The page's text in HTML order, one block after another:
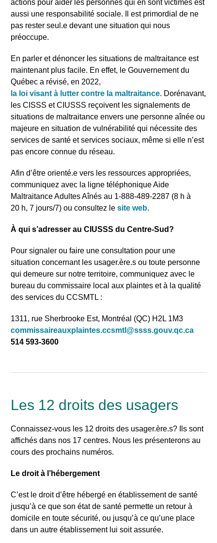
actions pour aider les personnes qui en sont victimes est
aussi une responsabilité sociale. Il est primordial de ne
pas rester seul.e devant une situation qui nous
préoccupe.
En parler et dénoncer les situations de maltraitance est
maintenant plus facile. En effet, le Gouvernement du
Québec a révisé, en 2022,
la loi visant à lutter contre la maltraitance. Dorénavant,
les CISSS et CIUSSS reçoivent les signalements de
situations de maltraitance envers une personne aînée ou
majeure en situation de vulnérabilité qui nécessite des
services de santé et services sociaux, même si elle n’est
pas encore connue du réseau.
Afin d’être orienté.e vers les ressources appropriées,
communiquez avec la ligne téléphonique Aide
Maltraitance Adultes Aînés au 1-888-489-2287 (8 h à
20 h, 7 jours/7) ou consultez lesite web.
À qui s’adresser au CIUSSS du Centre-Sud?
Pour signaler ou faire une consultation pour une
situation concernant les usager.ère.s ou toute personne
qui demeure sur notre territoire, communiquez avec le
bureau du commissaire local aux plaintes et à la qualité
des services du CCSMTL :
1311, rue Sherbrooke Est, Montréal (QC) H2L 1M3
commissaireauxplaintes.ccsmtl@ssss.gouv.qc.ca
514 593-3600
Les 12 droits des usagers
Connaissez-vous les 12 droits des usager.ère.s? Ils sont
affichés dans nos 17 centres. Nous les présenterons au
cours des prochains numéros.
Le droit à l’hébergement
C’est le droit d’être hébergé en établissement de santé
jusqu’à ce que son état de santé permette un retour à
domicile en toute sécurité, ou jusqu’à ce qu’une place
dans un autre établissement lui soit assurée.